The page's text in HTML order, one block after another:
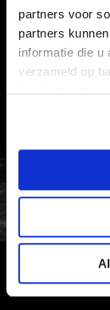
partners voor
partners
informatie die u
verzameld op
kan je
VEELGESTELDE
WERKEN BIJ
FC